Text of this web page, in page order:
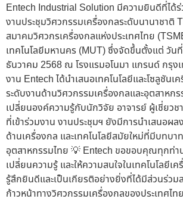
Entech Industrial Solution มีความยินดีที่ได้
งานประชุมวิศวกรรมเครื่องกลระดับนานาชาติ
สมาคมวิศวกรเครื่องกลแห่งประเทศไทย
เทคโนโลยีมหานคร (MUT) ซึ่งจัดขึ้นตั้งแต่ วัน
ธันวาคม 2568 ณ โรงแรมอโนมา แกรนด์ กรุง
งาน Entech ได้นำเสนอเทคโนโลยีและโซลูชัน
ระดับงานด้านวิศวกรรมเครื่องกลและอุตสาหก
เปลี่ยนองค์ความรู้กับนักวิจัย อาจารย์ ผู้เชี่ยว
ที่เข้าร่วมงาน งานประชุมฯ ยังมีการนำเสนอผ
ด้านเครื่องกล และเทคโนโลยีสมัยใหม่ที่มีบท
อุตสาหกรรมไทย 💡 Entech ขอขอบคุณทุกท่
เปลี่ยนความรู้ และให้ความสนใจในเทคโนโลยีเค
รู้สึกยินดีและเป็นเกียรติอย่างยิ่งที่ได้มีส่วนร่ว
ก้าวหน้าทางวิศวกรรมเครื่องกลของประเทศไ